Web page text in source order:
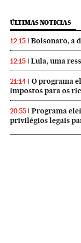
ÚLTIMAS NOTICIAS
12:15 Bolsonaro, a
12:15 Lula, uma
21:14
O programa
impostos para os
20:55
Programa
privilégios legais